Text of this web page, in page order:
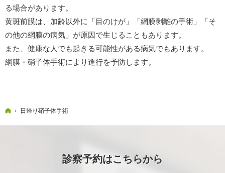
る場合があります。
黄斑前膜は、加齢以外に「目のけが」「網膜剥離の手術」「そ
の他の網膜の病気」が原因で生じることもあります。
また、健康な人でも起きる可能性がある病気でもあります。
網膜・硝子体手術により進行を予防します。
ホーム
日帰り硝子体手術
診察予約はこちらから